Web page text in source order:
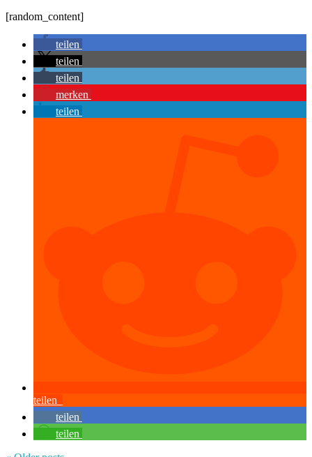
[random_content]
teilen
teilen
teilen
merken
teilen
teilen
teilen
teilen